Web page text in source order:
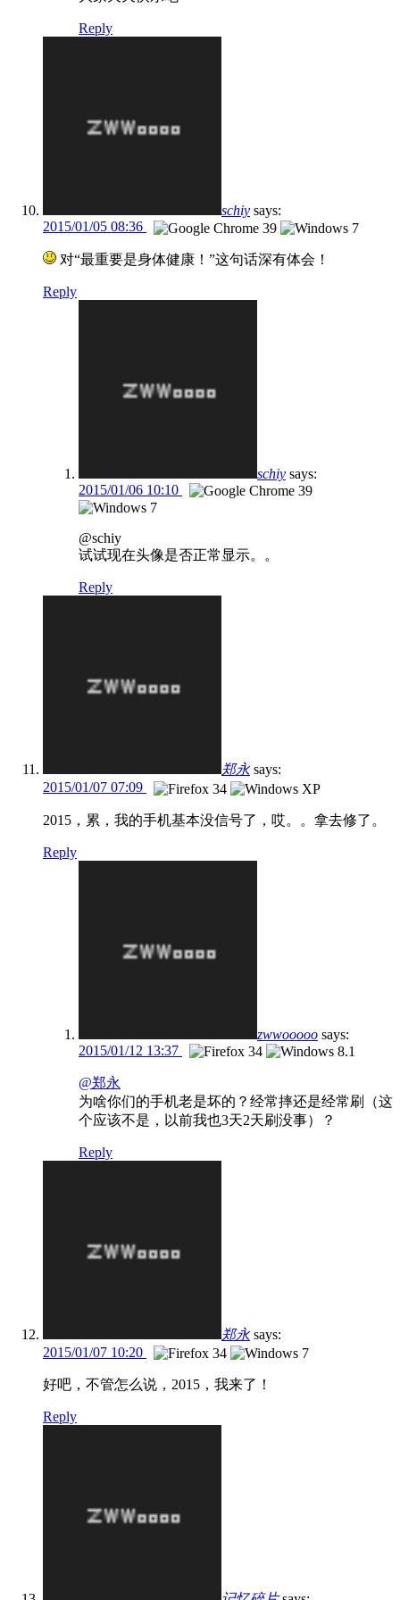
Reply
schiy says:
2015/01/05 08:36
对“最重要是身体健康！”这句话深有体会！
Reply
schiy says:
2015/01/06 10:10
@schiy
试试现在头像是否正常显示。。
Reply
郑永 says:
2015/01/07 07:09
2015，累，我的手机基本没信号了，哎。。拿去修了。
Reply
zwwooooo says:
2015/01/12 13:37
@郑永
为啥你们的手机老是坏的？经常摔还是经常刷（这
个应该不是，以前我也3天2天刷没事）？
Reply
郑永 says:
2015/01/07 10:20
好吧，不管怎么说，2015，我来了！
Reply